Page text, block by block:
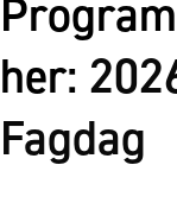
her:
Fagdag